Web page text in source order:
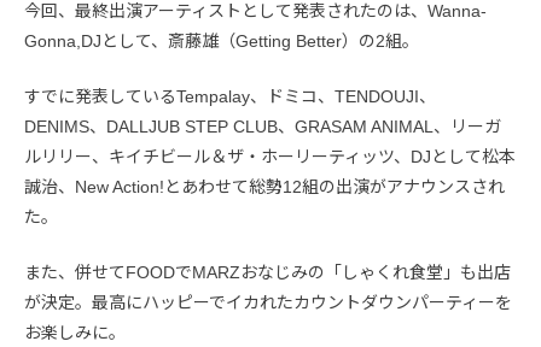
今回、最終出演アーティストとして発表されたのは、Wanna-
Gonna,DJとして、斎藤雄（Getting Better）の2組。
すでに発表しているTempalay、ドミコ、TENDOUJI、
DENIMS、DALLJUB STEP CLUB、GRASAM ANIMAL、リーガ
ルリリー、キイチビール＆ザ・ホーリーティッツ、DJとして松本
誠治、New Action!とあわせて総勢12組の出演がアナウンスされ
た。
また、併せてFOODでMARZおなじみの「しゃくれ食堂」も出店
が決定。最高にハッピーでイカれたカウントダウンパーティーを
お楽しみに。